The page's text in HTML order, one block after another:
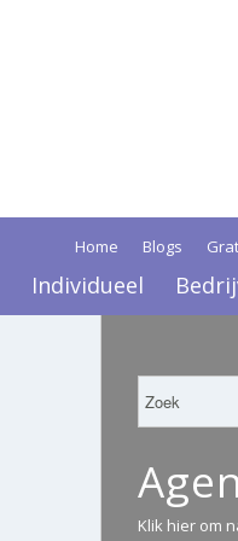
Home Blogs
Individueel
Klik hier om